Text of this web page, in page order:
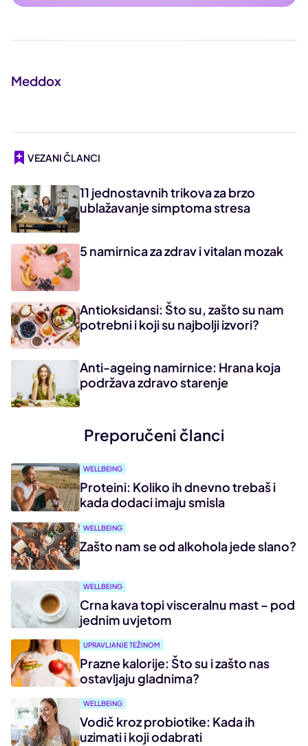
Meddox
VEZANI ČLANCI
11 jednostavnih trikova za brzo
ublažavanje simptoma stresa
5 namirnica za zdrav i vitalan mozak
Antioksidansi: Što su, zašto su nam
potrebni i koji su najbolji izvori?
Anti-ageing namirnice: Hrana koja
podržava zdravo starenje
Preporučeni članci
WELLBEING
Proteini: Koliko ih dnevno trebaš i
kada dodaci imaju smisla
WELLBEING
Zašto nam se od alkohola jede slano?
WELLBEING
Crna kava topi visceralnu mast – pod
jednim uvjetom
UPRAVLJANJE TEŽINOM
Prazne kalorije: Što su i zašto nas
ostavljaju gladnima?
WELLBEING
Vodič kroz probiotike: Kada ih
uzimati i koji odabrati